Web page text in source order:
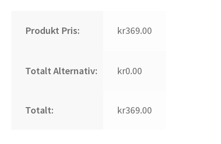
Produkt Pris: kr369.00
Totalt Alternativ: kr0.00
Totalt: kr369.00